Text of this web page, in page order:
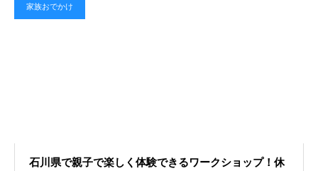
家族おでかけ
石川県で親子で楽しく体験できるワークショップ！休